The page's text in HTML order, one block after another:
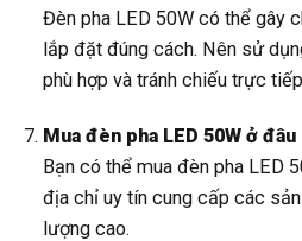
Đèn pha LED 50W có thể gây
lắp đặt đúng cách. Nên sử
phù hợp và tránh chiếu trực
Mua đèn pha LED 50W ở
Bạn có thể mua đèn pha LED
địa chỉ uy tín cung cấp các
lượng cao.